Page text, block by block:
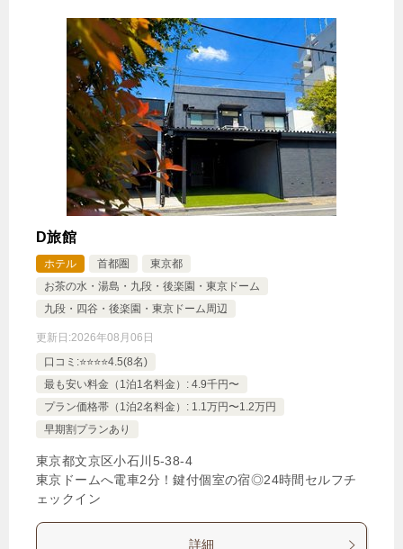
D旅館
ホテル 首都圏
東京都
お茶の水・湯島・九段・後楽園・東京ドーム
九段・四谷・後楽園・東京ドーム周辺
更新日:2026年08月06日
口コミ:⭐️⭐️⭐️⭐️4.5(8名)
最も安い料金（1泊1名料金）: 4.9千円〜
プラン価格帯（1泊2名料金）: 1.1万円〜1.2万円
早期割プランあり
東京都文京区小石川5‐38‐4
東京ドームへ電車2分！鍵付個室の宿◎24時間セルフチ
ェックイン
詳細